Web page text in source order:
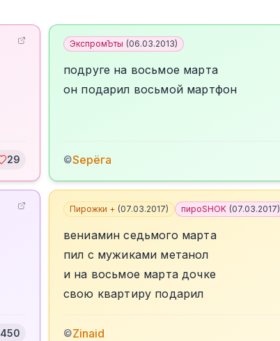
29
ЭкспромЪты (06.03.2013)
подруге на восьмое марта
он подарил восьмой мартфон
©Sерёга
450
Пирожки + (07.03.2017) пироSHOK (07.03.2017)
вениамин седьмого марта
пил с мужиками метанол
и на восьмое марта дочке
свою квартиру подарил
©Zinаid